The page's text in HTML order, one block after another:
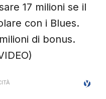
17 milioni se il
con i Blues.
di bonus.